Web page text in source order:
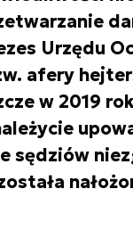
Urzędu
afery
w 2019
sędziów